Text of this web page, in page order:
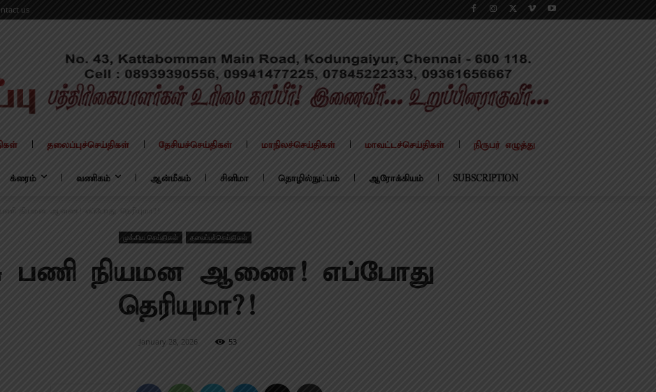
us
தலைப்புச்செய்திகள் தேசியச்செய்திகள் மாநிலச்செய்திகள் மாவட்டச்செய்திகள் நிருபர் எழுத்து
க்ரைம் வணிகம் ஆன்மீகம் சினிமா தொழில்நுட்பம் ஆரோக்கியம் SUBSCRIPTION
பணி நியமன ஆணை! எப்போது தெரியுமா?!
முக்கிய செய்திகள் தலைப்புச்செய்திகள்
பணி நியமன ஆணை! எப்போது
தெரியுமா?!
January 28, 2026 53